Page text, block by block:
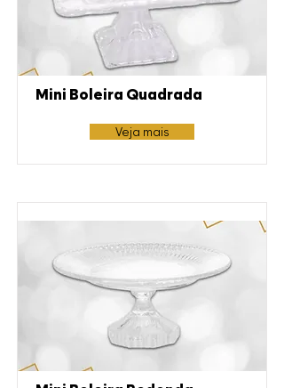
Mini Boleira Quadrada
Veja mais